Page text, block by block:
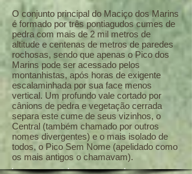
O conjunto principal do Maciço dos Marins
é formado por três pontiagudos cumes de
pedra com mais de 2 mil metros de
altitude e centenas de metros de paredes
rochosas, sendo que apenas o Pico dos
Marins pode ser acessado pelos
montanhistas, após horas de exigente
escalaminhada por sua face menos
vertical. Um profundo vale cortado por
cânions de pedra e vegetação cerrada
separa este cume de seus vizinhos, o
Central (também chamado por outros
nomes divergentes) e o mais isolado de
todos, o Pico Sem Nome (apelidado como
os mais antigos o chamavam).